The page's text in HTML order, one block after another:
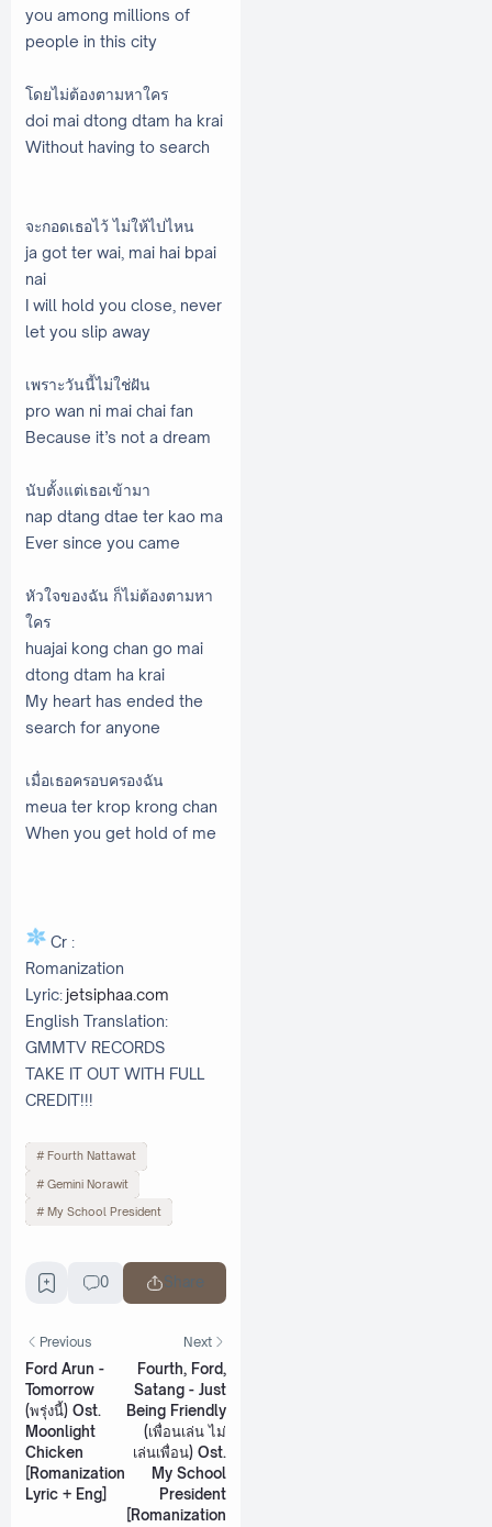
you among millions of
people in this city
โดยไม่ต้องตามหาใคร
doi mai dtong dtam ha krai
Without having to search
จะกอดเธอไว้ ไม่ให้ไปไหน
ja got ter wai, mai hai bpai
nai
I will hold you close, never
let you slip away
เพราะวันนี้ไม่ใช่ฝัน
pro wan ni mai chai fan
Because it’s not a dream
นับตั้งแต่เธอเข้ามา
nap dtang dtae ter kao ma
Ever since you came
หัวใจของฉัน ก็ไม่ต้องตามหา
ใคร
huajai kong chan go mai
dtong dtam ha krai
My heart has ended the
search for anyone
เมื่อเธอครอบครองฉัน
meua ter krop krong chan
When you get hold of me
Cr :
Romanization
Lyric:jetsiphaa.com
English Translation:
GMMTV RECORDS
TAKE IT OUT WITH FULL
CREDIT!!!
Fourth Nattawat
Gemini Norawit
My School President
0 Share
Previous
Ford Arun -
Tomorrow
(พรุ่งนี้) Ost.
Moonlight
Chicken
[Romanization
Lyric + Eng]
Next
Fourth, Ford,
Satang - Just
Being Friendly
(เพื่อนเล่น ไม่
เล่นเพื่อน) Ost.
My School
President
[Romanization